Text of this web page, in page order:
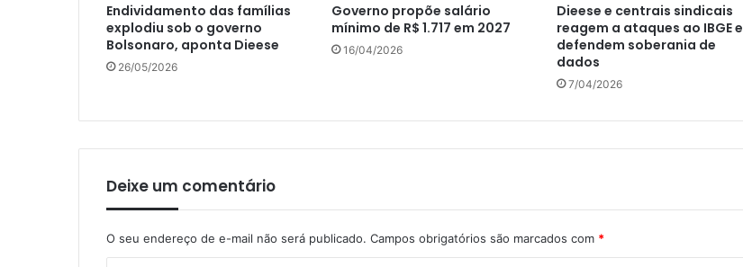
Endividamento das famílias
explodiu sob o governo
Bolsonaro, aponta Dieese
26/05/2026
Governo propõe salário
mínimo de R$ 1.717 em 2027
16/04/2026
Dieese e centrais sindicais
reagem a ataques ao IBGE e
defendem soberania de
dados
7/04/2026
Deixe um comentário
O seu endereço de e-mail não será publicado. Campos obrigatórios são marcados com *